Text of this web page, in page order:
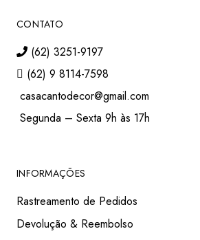
CONTATO
(62) 3251-9197
(62) 9 8114-7598
casacantodecor@gmail.com
Segunda – Sexta 9h às 17h
INFORMAÇÕES
Rastreamento de Pedidos
Devolução & Reembolso